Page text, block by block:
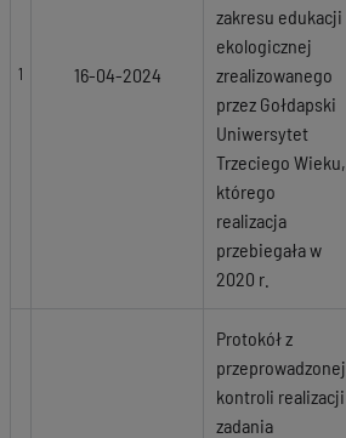
1 16-04-2024
zakresu edukacji
ekologicznej
zrealizowanego
przez Gołdapski
Uniwersytet
Trzeciego Wieku,
którego
realizacja
przebiegała w
2020 r.
Protokół z
przeprowadzonej
kontroli realizacji
zadania